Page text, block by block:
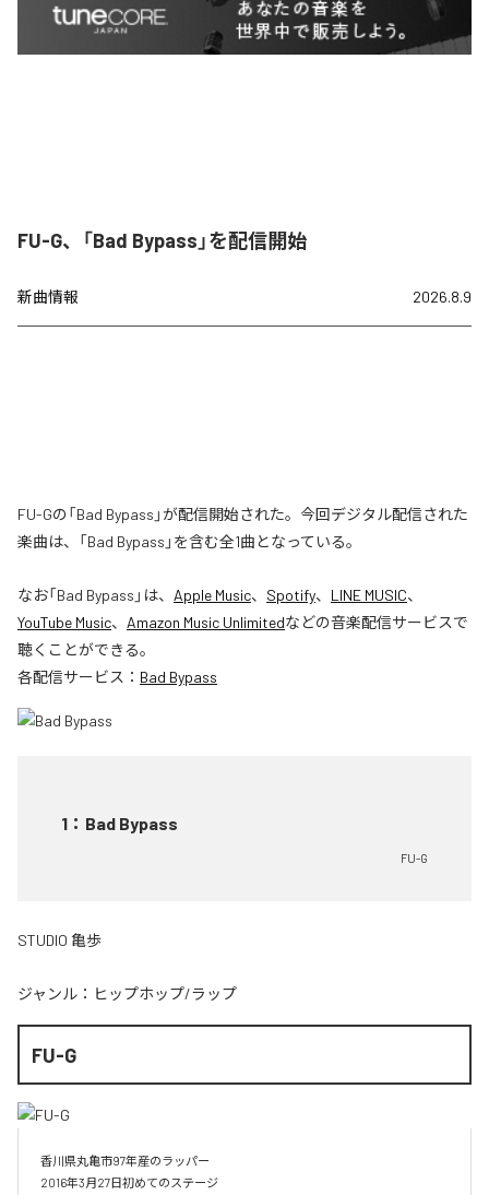
FU-G、「Bad Bypass」を配信開始
新曲情報 2026.8.9
FU-Gの「Bad Bypass」が配信開始された。今回デジタル配信された
楽曲は、「Bad Bypass」を含む全1曲となっている。
なお「Bad Bypass 」は、 Apple Music、 Spotify、 LINE MUSIC、
YouTube Music、 Amazon Music Unlimitedなどの音楽配信サービスで
聴くことができる。
各配信サービス： Bad Bypass
1 ： Bad Bypass
FU-G
STUDIO 亀歩
ジャンル： ヒップホップ/ラップ
FU-G
香川県丸亀市97年産のラッパー
2016年3月27日初めてのステージ